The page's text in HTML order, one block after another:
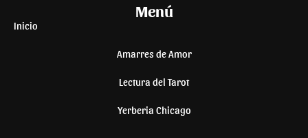
Menú
Inicio
Amarres de Amor
Lectura del Tarot
Yerberia Chicago